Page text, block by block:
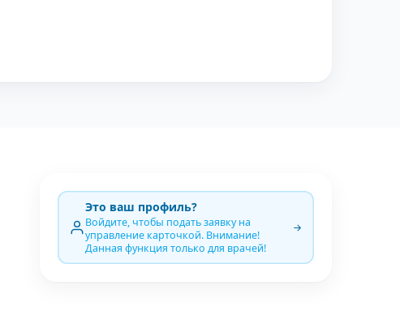
Это ваш профиль?
Войдите, чтобы подать заявку на
управление карточкой. Внимание!
Данная функция только для врачей!